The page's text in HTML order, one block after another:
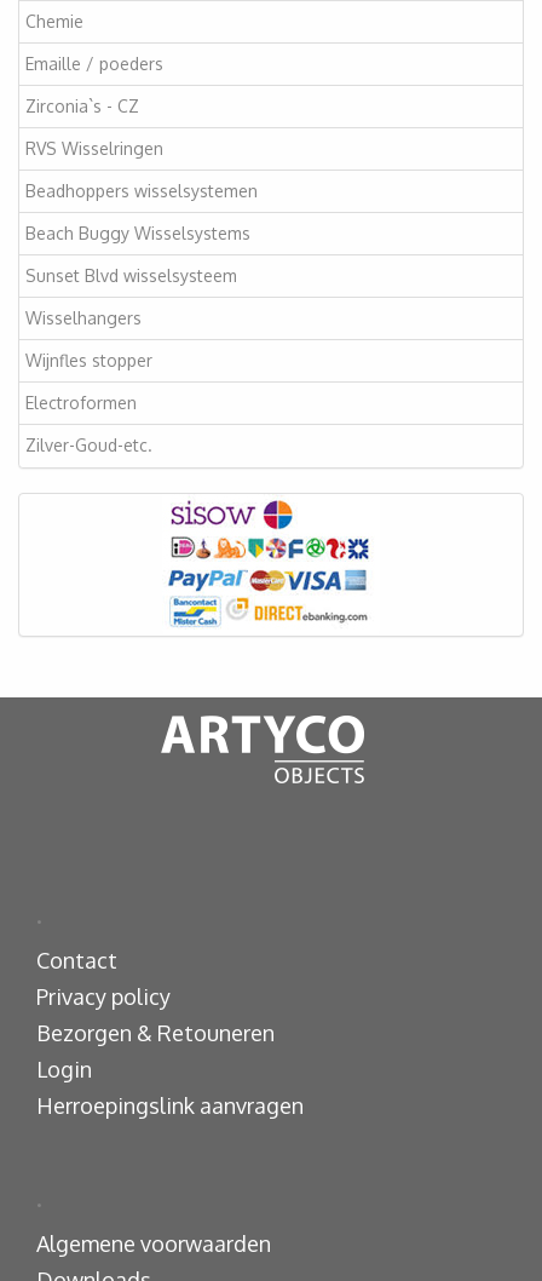
Chemie
Emaille / poeders
Zirconia`s - CZ
RVS Wisselringen
Beadhoppers wisselsystemen
Beach Buggy Wisselsystems
Sunset Blvd wisselsysteem
Wisselhangers
Wijnfles stopper
Electroformen
Zilver-Goud-etc.
.
Contact
Privacy policy
Bezorgen & Retouneren
Login
Herroepingslink aanvragen
.
Algemene voorwaarden